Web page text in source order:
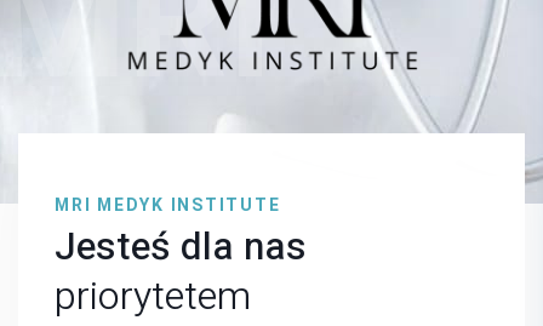
MRI MEDYK INSTITUTE
Jesteś dla nas
priorytetem